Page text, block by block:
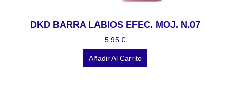
DKD BARRA LABIOS EFEC. MOJ. N.07
5,95 €
Añadir Al Carrito